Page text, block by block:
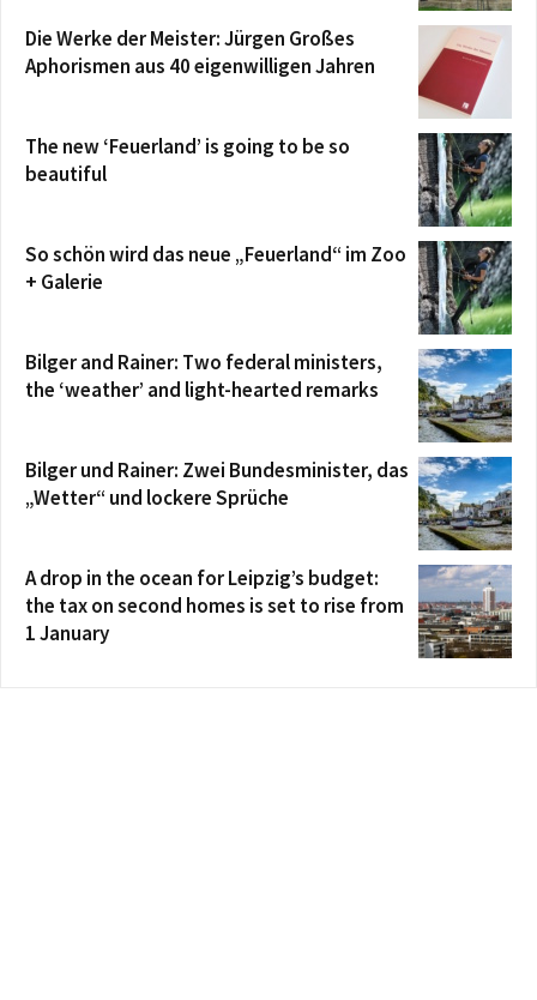
Die Werke der Meister: Jürgen Großes
Aphorismen aus 40 eigenwilligen Jahren
The new ‘Feuerland’ is going to be so
beautiful
So schön wird das neue „Feuerland“ im Zoo
+ Galerie
Bilger and Rainer: Two federal ministers,
the ‘weather’ and light-hearted remarks
Bilger und Rainer: Zwei Bundesminister, das
„Wetter“ und lockere Sprüche
A drop in the ocean for Leipzig’s budget:
the tax on second homes is set to rise from
1 January